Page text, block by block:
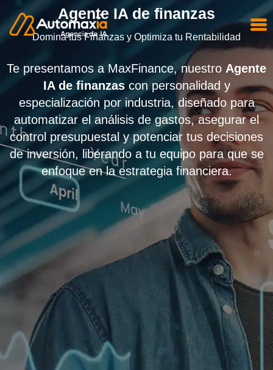
Agente IA de finanzas
Domina tus Finanzas y Optimiza tu Rentabilidad
Te presentamos a MaxFinance, nuestro Agente
IA de finanzascon personalidad y
especialización por industria, diseñado para
automatizar el análisis de gastos, asegurar el
control presupuestal y potenciar tus decisiones
de inversión, liberando a tu equipo para que se
enfoque en la estrategia financiera.